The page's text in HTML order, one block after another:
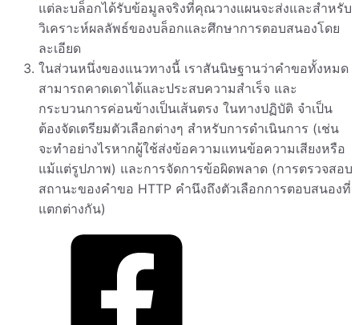
แต่ละบล็อกได้รับข้อมูลจริงที่คุณวางแผนจะส่งและสำหรับ
วิเคราะห์ผลลัพธ์ของบล็อกและศึกษาการตอบสนองโดย
ละเอียด
ในส่วนหนึ่งของแนวทางนี้ เราสันนิษฐานว่าคำขอทั้งหมด
สามารถคาดเดาได้และประสบความสำเร็จ และ
กระบวนการค่อนข้างเป็นเส้นตรง ในทางปฏิบัติ จำเป็น
ต้องจัดเตรียมตัวเลือกต่างๆ สำหรับการดำเนินการ (เช่น
จะทำอย่างไรหากผู้ใช้ส่งข้อความแทนข้อความเสียงหรือ
แม้แต่รูปภาพ) และการจัดการข้อผิดพลาด (การตรวจสอบ
สถานะของคำขอ HTTP คำนึงถึงตัวเลือกการตอบสนองที่
แตกต่างกัน)